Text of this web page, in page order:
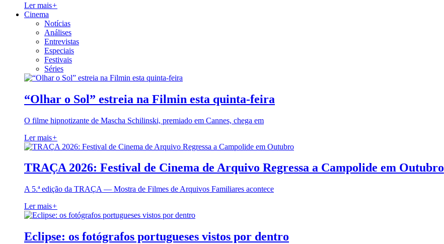
Ler mais+
Cinema
Notícias
Análises
Entrevistas
Especiais
Festivais
Séries
“Olhar o Sol” estreia na Filmin esta quinta-feira
O filme hipnotizante de Mascha Schilinski, premiado em Cannes, chega em
Ler mais+
TRAÇA 2026: Festival de Cinema de Arquivo Regressa a Campolide em Outubro
A 5.ª edição da TRAÇA — Mostra de Filmes de Arquivos Familiares acontece
Ler mais+
Eclipse: os fotógrafos portugueses vistos por dentro